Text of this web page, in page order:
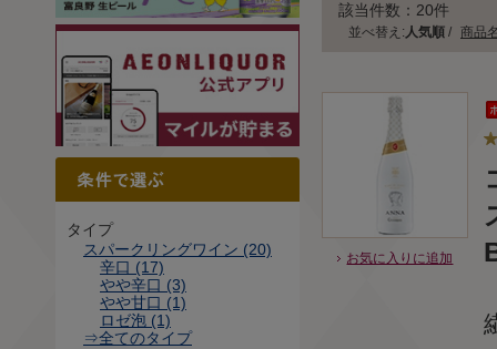
該当件数：20件
並べ替え: 人気順 / 商品
お気に入りに追加
タイプ
スパークリングワイン (20)
辛口 (17)
やや辛口 (3)
やや甘口 (1)
ロゼ泡 (1)
⇒全てのタイプ